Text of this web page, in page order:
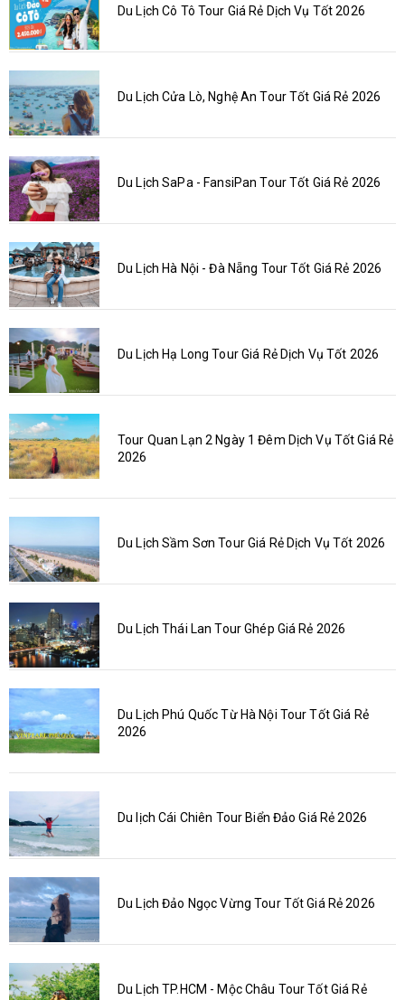
Du Lịch Cô Tô Tour Giá Rẻ Dịch Vụ Tốt 2026
Du Lịch Cửa Lò, Nghệ An Tour Tốt Giá Rẻ 2026
Du Lịch SaPa - FansiPan Tour Tốt Giá Rẻ 2026
Du Lịch Hà Nội - Đà Nẵng Tour Tốt Giá Rẻ 2026
Du Lịch Hạ Long Tour Giá Rẻ Dịch Vụ Tốt 2026
Tour Quan Lạn 2 Ngày 1 Đêm Dịch Vụ Tốt Giá Rẻ
2026
Du Lịch Sầm Sơn Tour Giá Rẻ Dịch Vụ Tốt 2026
Du Lịch Thái Lan Tour Ghép Giá Rẻ 2026
Du Lịch Phú Quốc Từ Hà Nội Tour Tốt Giá Rẻ
2026
Du lịch Cái Chiên Tour Biển Đảo Giá Rẻ 2026
Du Lịch Đảo Ngọc Vừng Tour Tốt Giá Rẻ 2026
Du Lịch TP.HCM - Mộc Châu Tour Tốt Giá Rẻ